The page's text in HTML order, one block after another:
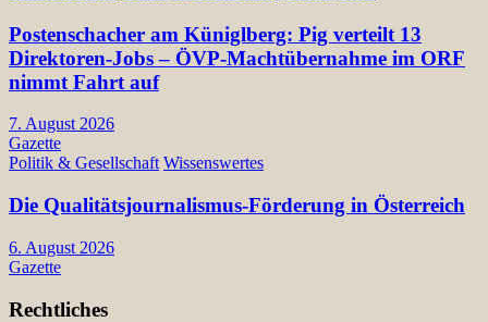
Postenschacher am Küniglberg: Pig verteilt 13
Direktoren-Jobs – ÖVP-Machtübernahme im ORF
nimmt Fahrt auf
7. August 2026
Gazette
Politik & Gesellschaft Wissenswertes
Die Qualitätsjournalismus-Förderung in Österreich
6. August 2026
Gazette
Rechtliches